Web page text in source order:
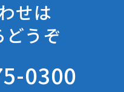
せは
どうぞ
0300